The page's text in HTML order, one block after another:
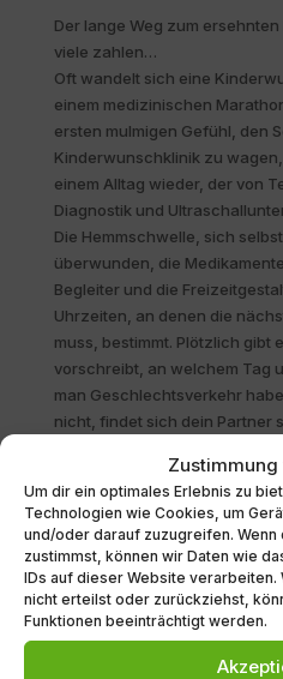
Um dir ein optimales Erlebnis zu
Technologien wie Cookies, um
und/oder darauf zuzugreifen.
zustimmst, können wir Daten wie
IDs auf dieser Website verarbeiten.
nicht erteilst oder zurückziehst,
Funktionen beeinträchtigt werden.
Der lange Weg zum
viele zahlen…
Oft wandelt sich eine
einem medizinischen
ersten mulmigen Gefühl, den
Kinderwunschklinik zu
einem Alltag wieder, der von
Diagnostik und
Die Hemmschwelle, sich
überwunden, die
Begleiter und die
Uhrzeiten, an denen die
muss, bestimmt. Plötzlich gibt
vorschreibt, an welchem Tag
man Geschlechtsverkehr
nicht, findet sich dein Partner
dir Eizellen entnehmen zu
dieser Zeit nicht nur
Untersuchungsräumen aus,
emotional völlig entblößt. Die
hinterlassen Spuren, die
nicht mehr, weder auf dem
Versuch jagt den nächsten,
emotionale und finanzielle